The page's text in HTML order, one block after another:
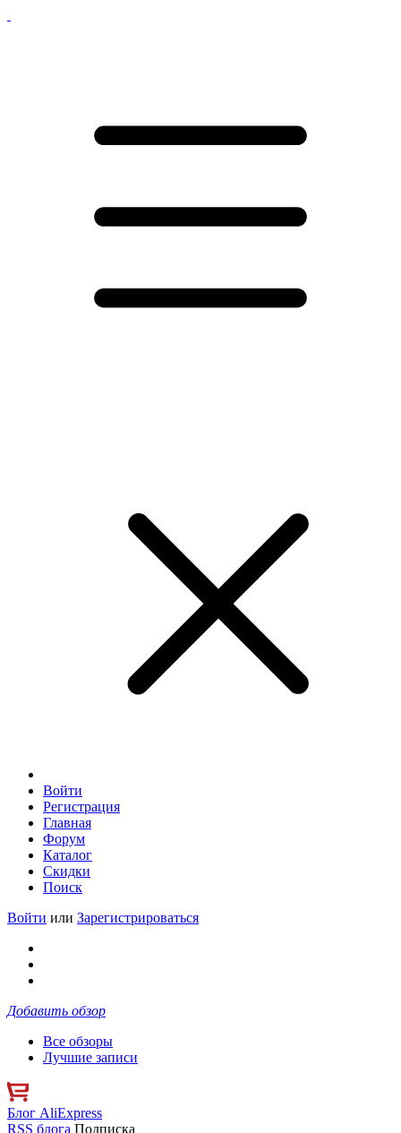
Войти
Регистрация
Главная
Форум
Каталог
Скидки
Поиск
Войти или Зарегистрироваться
Добавить обзор
Все обзоры
Лучшие записи
Блог AliExpress
RSS блога Подписка